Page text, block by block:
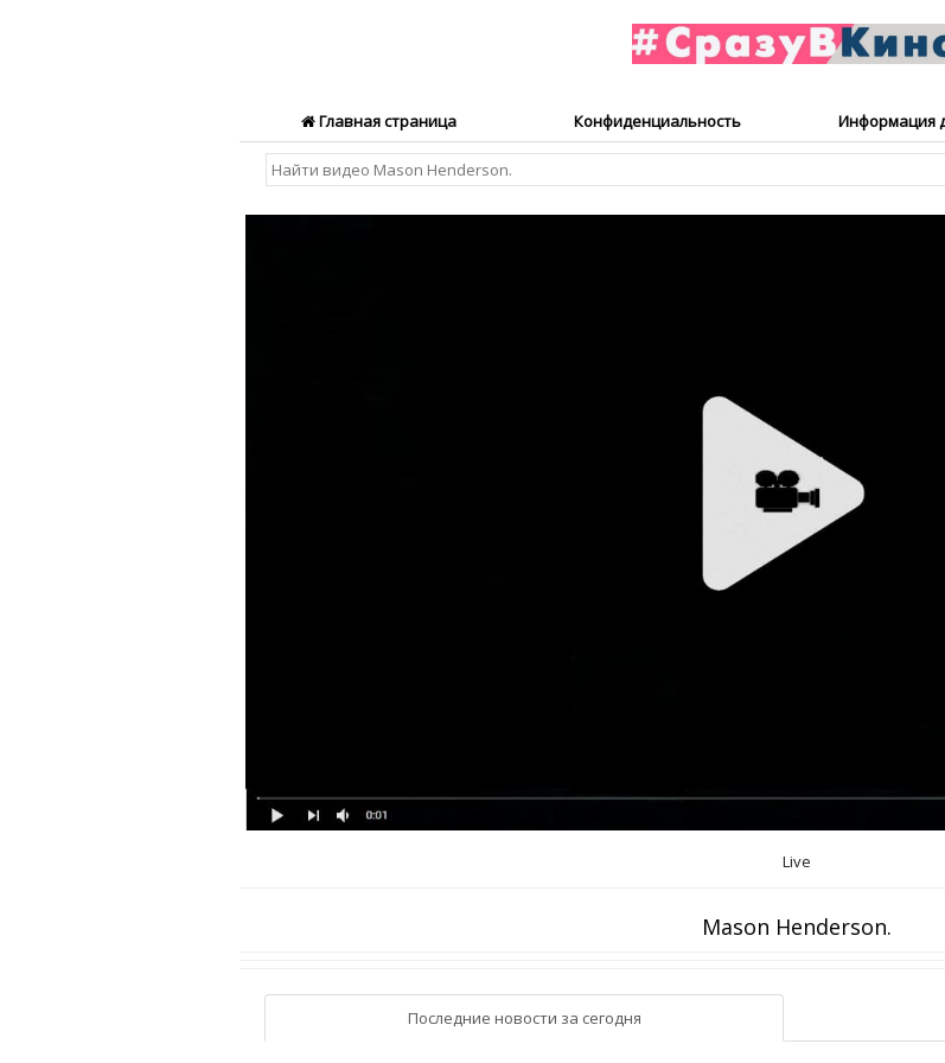
Главная страница Конфиденциальность Информация
Live
Mason Henderson.
Последние новости за сегодня